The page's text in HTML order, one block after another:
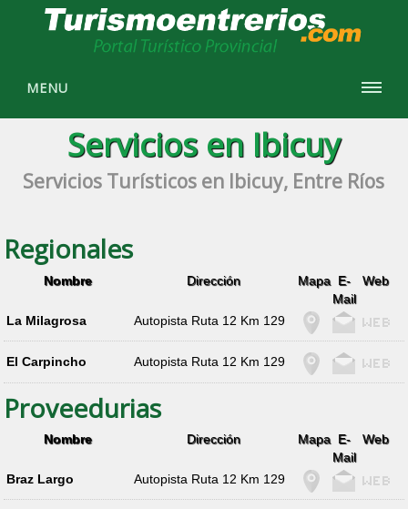
MENU
Servicios en Ibicuy
Servicios Turísticos en Ibicuy, Entre Ríos
Regionales
Nombre Dirección Mapa E-
Mail
Web
La Milagrosa Autopista Ruta 12 Km 129
El Carpincho Autopista Ruta 12 Km 129
Proveedurias
Nombre Dirección Mapa E-
Mail
Web
Braz Largo Autopista Ruta 12 Km 129